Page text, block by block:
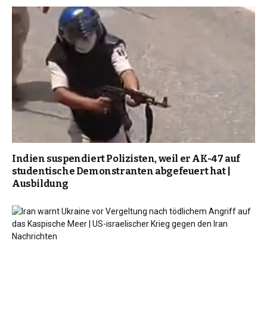
Indien suspendiert Polizisten, weil er AK-47 auf
studentische Demonstranten abgefeuert hat |
Ausbildung